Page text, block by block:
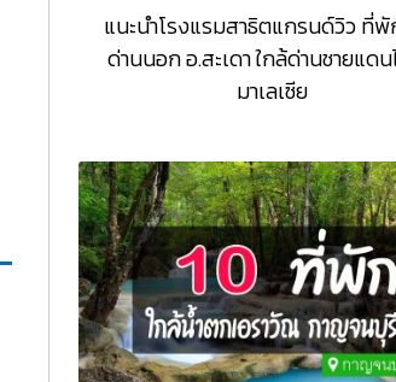
แนะนำโรงแรมสาธิตแกรนด์วิว ที่
ด่านนอก อ.สะเดา ใกล้ด่านชายแด
มาเลเซีย